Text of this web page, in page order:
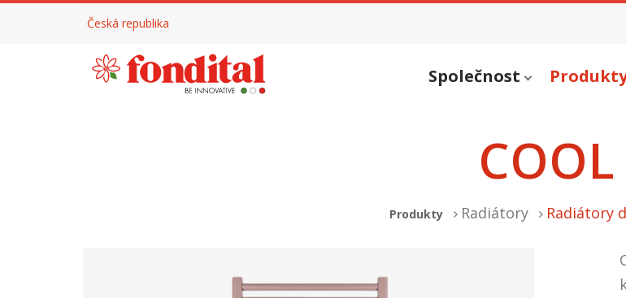
Česká republika
Společnost
COOL
Produkty Radiátory Radiátory